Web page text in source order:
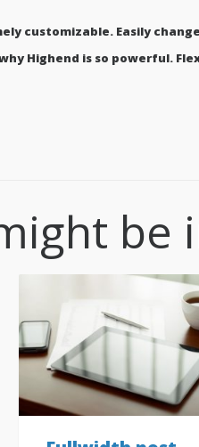
customizable. Easily
Highend is so powerful.
be